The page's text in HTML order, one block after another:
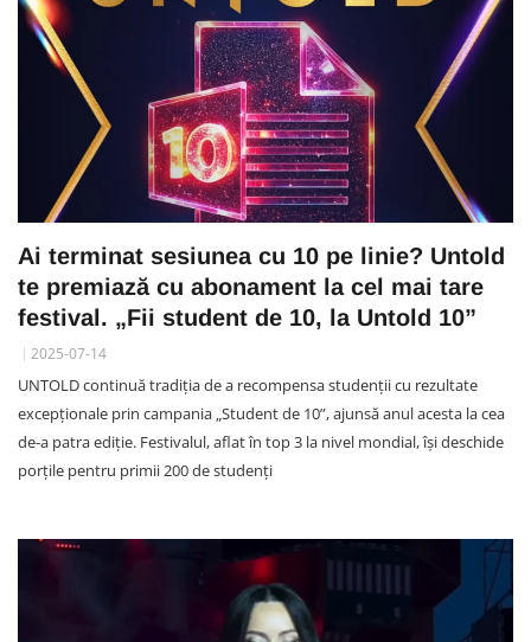
Ai terminat sesiunea cu 10 pe linie? Untold
te premiază cu abonament la cel mai tare
festival. „Fii student de 10, la Untold 10”
2025-07-14
UNTOLD continuă tradiția de a recompensa studenții cu rezultate
excepționale prin campania „Student de 10”, ajunsă anul acesta la cea
de-a patra ediție. Festivalul, aflat în top 3 la nivel mondial, își deschide
porțile pentru primii 200 de studenți